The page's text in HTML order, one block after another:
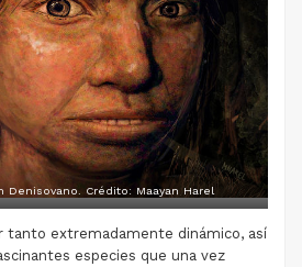
Denisovano. Crédito: Maayan Harel
tanto extremadamente dinámico, así
especies que una vez